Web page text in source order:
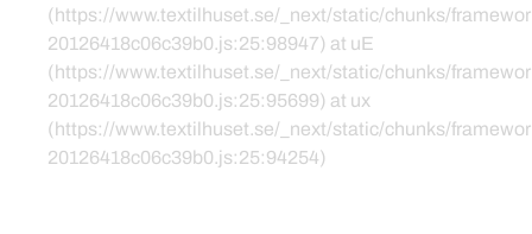
(https://www.textilhuset.se/_next/static/chunks/
20126418c06c39b0.js:25:98947) at uE
(https://www.textilhuset.se/_next/static/chunks/
20126418c06c39b0.js:25:95699) at ux
(https://www.textilhuset.se/_next/static/chunks/
20126418c06c39b0.js:25:94254)